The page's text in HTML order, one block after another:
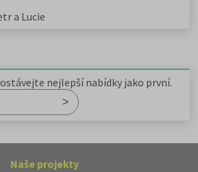
a Lucie
nejlepší nabídky jako první.
Naše projekty